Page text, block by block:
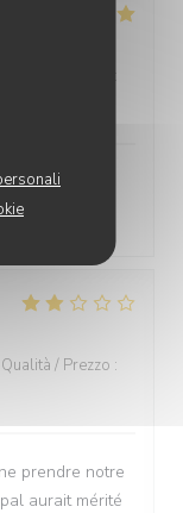
Qualità / Prezzo :
prendre notre
aurait mérité